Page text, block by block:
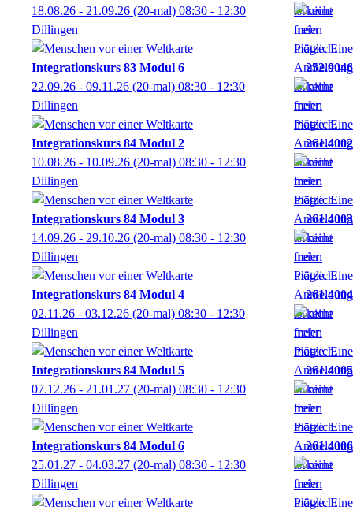
18.08.26 - 21.09.26 (20-mal) 08:30 - 12:30
Dillingen
Integrationskurs 83 Modul 6
252.9046
22.09.26 - 09.11.26 (20-mal) 08:30 - 12:30
Dillingen
Integrationskurs 84 Modul 2
261.4002
10.08.26 - 10.09.26 (20-mal) 08:30 - 12:30
Dillingen
Integrationskurs 84 Modul 3
261.4003
14.09.26 - 29.10.26 (20-mal) 08:30 - 12:30
Dillingen
Integrationskurs 84 Modul 4
261.4004
02.11.26 - 03.12.26 (20-mal) 08:30 - 12:30
Dillingen
Integrationskurs 84 Modul 5
261.4005
07.12.26 - 21.01.27 (20-mal) 08:30 - 12:30
Dillingen
Integrationskurs 84 Modul 6
261.4006
25.01.27 - 04.03.27 (20-mal) 08:30 - 12:30
Dillingen